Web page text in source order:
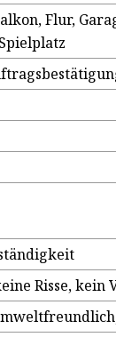
Flur,
Risse, kein